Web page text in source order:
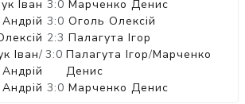
Іван 3:0 Марченко Денис
3:0 Оголь Олексій
2:3 Палагута Ігор
Іван/ 3:0 Палагута Ігор/Марченко
Денис
3:0 Марченко Денис